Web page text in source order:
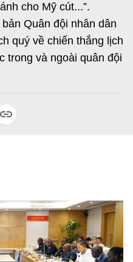
lượng
NGHỆ
TECHNOLOGY
Góp ý
Công nghệ (MST)
cho Mỹ cút...”.
Quân đội nhân dân
quý về chiến thắng lịch
trong và ngoài quân đội